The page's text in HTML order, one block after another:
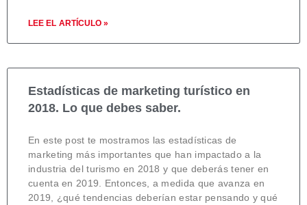
LEE EL ARTÍCULO »
Estadísticas de marketing turístico en
2018. Lo que debes saber.
En este post te mostramos las estadísticas de
marketing más importantes que han impactado a la
industria del turismo en 2018 y que deberás tener en
cuenta en 2019. Entonces, a medida que avanza en
2019, ¿qué tendencias deberían estar pensando y qué